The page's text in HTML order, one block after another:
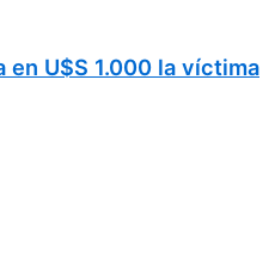
en U$S 1.000 la víctima